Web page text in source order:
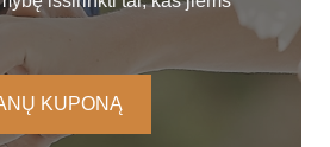
KUPONĄ